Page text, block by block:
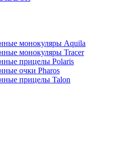
монокуляры Aquila
монокуляры Tracer
прицелы Polaris
очки Pharos
прицелы Talon